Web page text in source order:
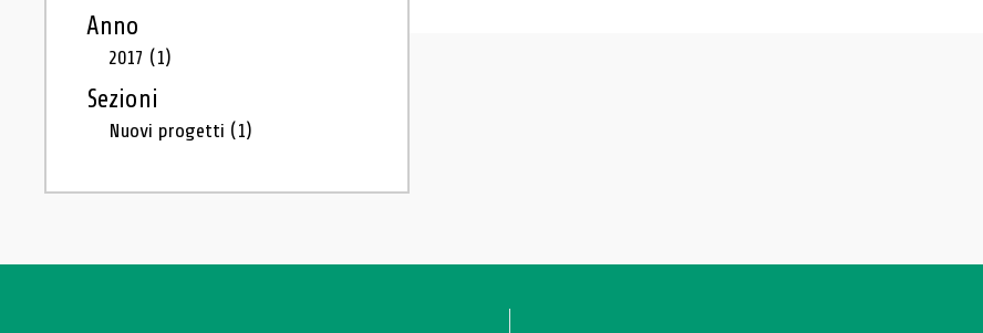
Anno
2017 (1)
Sezioni
Nuovi progetti (1)